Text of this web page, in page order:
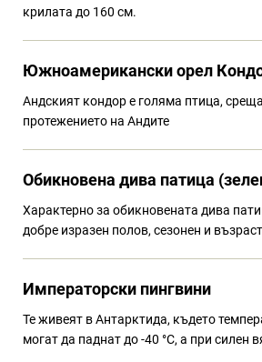
крилата до 160 см.
Южноамерикански орел
Андският кондор е голяма птица,
протежението на Андите
Обикновена дива патица
Характерно за обикновената дива
добре изразен полов, сезонен и
Императорски пингвини
Те живеят в Антарктида, където
могат да паднат до -40 °C, а при силен